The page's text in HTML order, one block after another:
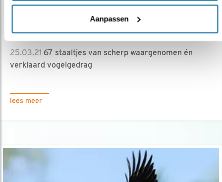
Aanpassen
Boekentip: Nabije vogels
25.03.21 67 staaltjes van scherp waargenomen én
verklaard vogelgedrag
lees meer